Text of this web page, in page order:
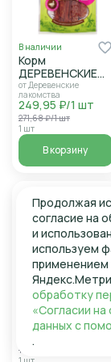
В наличии
Корм
ДЕРЕВЕНСКИЕ
ЛАКОМСТВА д/
собак Грудки
утиные 55г
от Деревенские
лакомства
249,95 ₽/1 шт
271,68 ₽/1 шт
1 шт
В корзину
В наличии
Корм PEDIGREE
д/взр собак
мелких пород со
вкусом
говядины 2кг
от Педигри
949,95 ₽/1 шт
1 032,55 ₽/1 шт
Продолжая
согласие на
и
используем
применением
обработку
«Согласии
данных с
.